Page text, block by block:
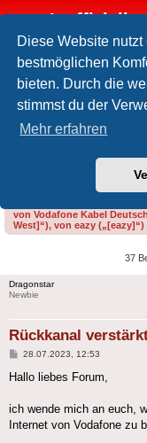
Diese Website
bestmöglichen
bieten. Durch die
stimmst du der
Mehr erfahren
FAQ
Foren-Übersicht
Rückkanal
Bitte gib bei der Erstellung
von Vodafone Kabel
West]“), von eazy
37
Dragonstar
Newbie
Rückkanal
Beitrag
28.07.2023, 12:53
Hallo liebes Forum,
ich wende mich an euch,
Internet von Vodafone zu